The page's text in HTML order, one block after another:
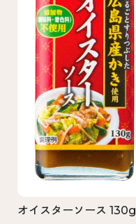
オイスターソース 130g